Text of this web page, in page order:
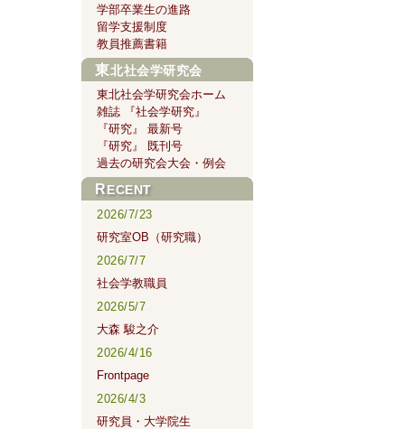
学部卒業生の進路
留学支援制度
教員推薦書籍
東北社会学研究会
東北社会学研究会ホーム
雑誌 『社会学研究』
『研究』 最新号
『研究』 既刊号
過去の研究会大会・例会
RECENT
2026/7/23
研究室OB（研究職）
2026/7/7
社会学教職員
2026/5/7
大森 駿之介
2026/4/16
Frontpage
2026/4/3
研究員・大学院生